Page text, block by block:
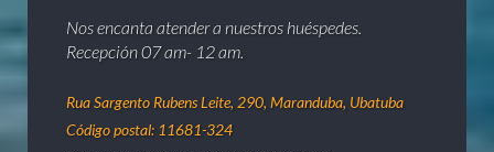
Nos encanta atender a nuestros huéspedes.
Recepción 07 am- 12 am.
Rua Sargento Rubens Leite, 290, Maranduba, Ubatuba
Código postal: 11681-324